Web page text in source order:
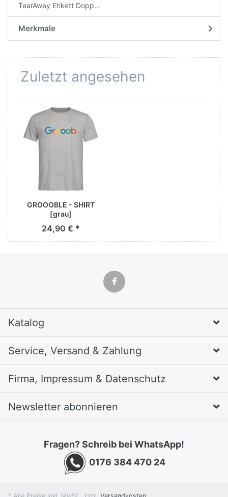
TearAway Etikett Dopp...
Merkmale
Zuletzt angesehen
GROOOBLE - SHIRT
[grau]
24,90 € *
Katalog
Service, Versand & Zahlung
Firma, Impressum & Datenschutz
Newsletter abonnieren
Fragen? Schreib bei WhatsApp!
0176 384 470 24